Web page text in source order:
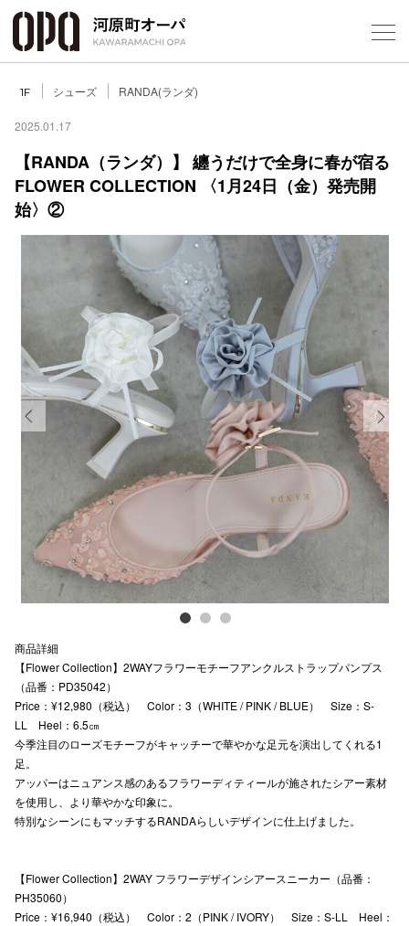
1F シューズ RANDA(ランダ)
2025.01.17
【RANDA（ランダ）】 纏うだけで全身に春が宿る
FLOWER COLLECTION 〈1月24日（金）発売開
始〉②
Next
商品詳細
【Flower Collection】2WAYフラワーモチーフアンクルストラップパンプス
（品番：PD35042）
Price：¥12,980（税込） Color：3（WHITE / PINK / BLUE） Size：S-
LL Heel：6.5㎝
今季注目のローズモチーフがキャッチーで華やかな足元を演出してくれる1
足。
アッパーはニュアンス感のあるフラワーディティールが施されたシアー素材
を使用し、より華やかな印象に。
特別なシーンにもマッチするRANDAらしいデザインに仕上げました。
【Flower Collection】2WAY フラワーデザインシアースニーカー（品番：
PH35060）
Price：¥16,940（税込） Color：2（PINK / IVORY） Size：S-LL Heel：
施設案内
アクセ
スタッ
電話で
公式SNS
プライバシ
利用規約
ソーシャル
新百合丘